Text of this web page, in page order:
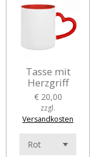
Tasse mit
Herzgriff
€ 20,00
zzgl.
Versandkosten